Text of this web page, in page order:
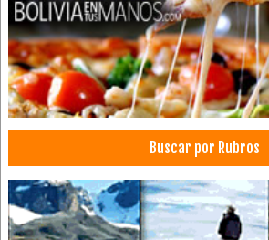
Hoteles Boutique
Restaurantes
Turismo de Aventura
Agencias de Viajes y Turismo
Turismo: Agencias de Viaje
Operadora de Turismo
Alojamientos
Buscar por Rubros